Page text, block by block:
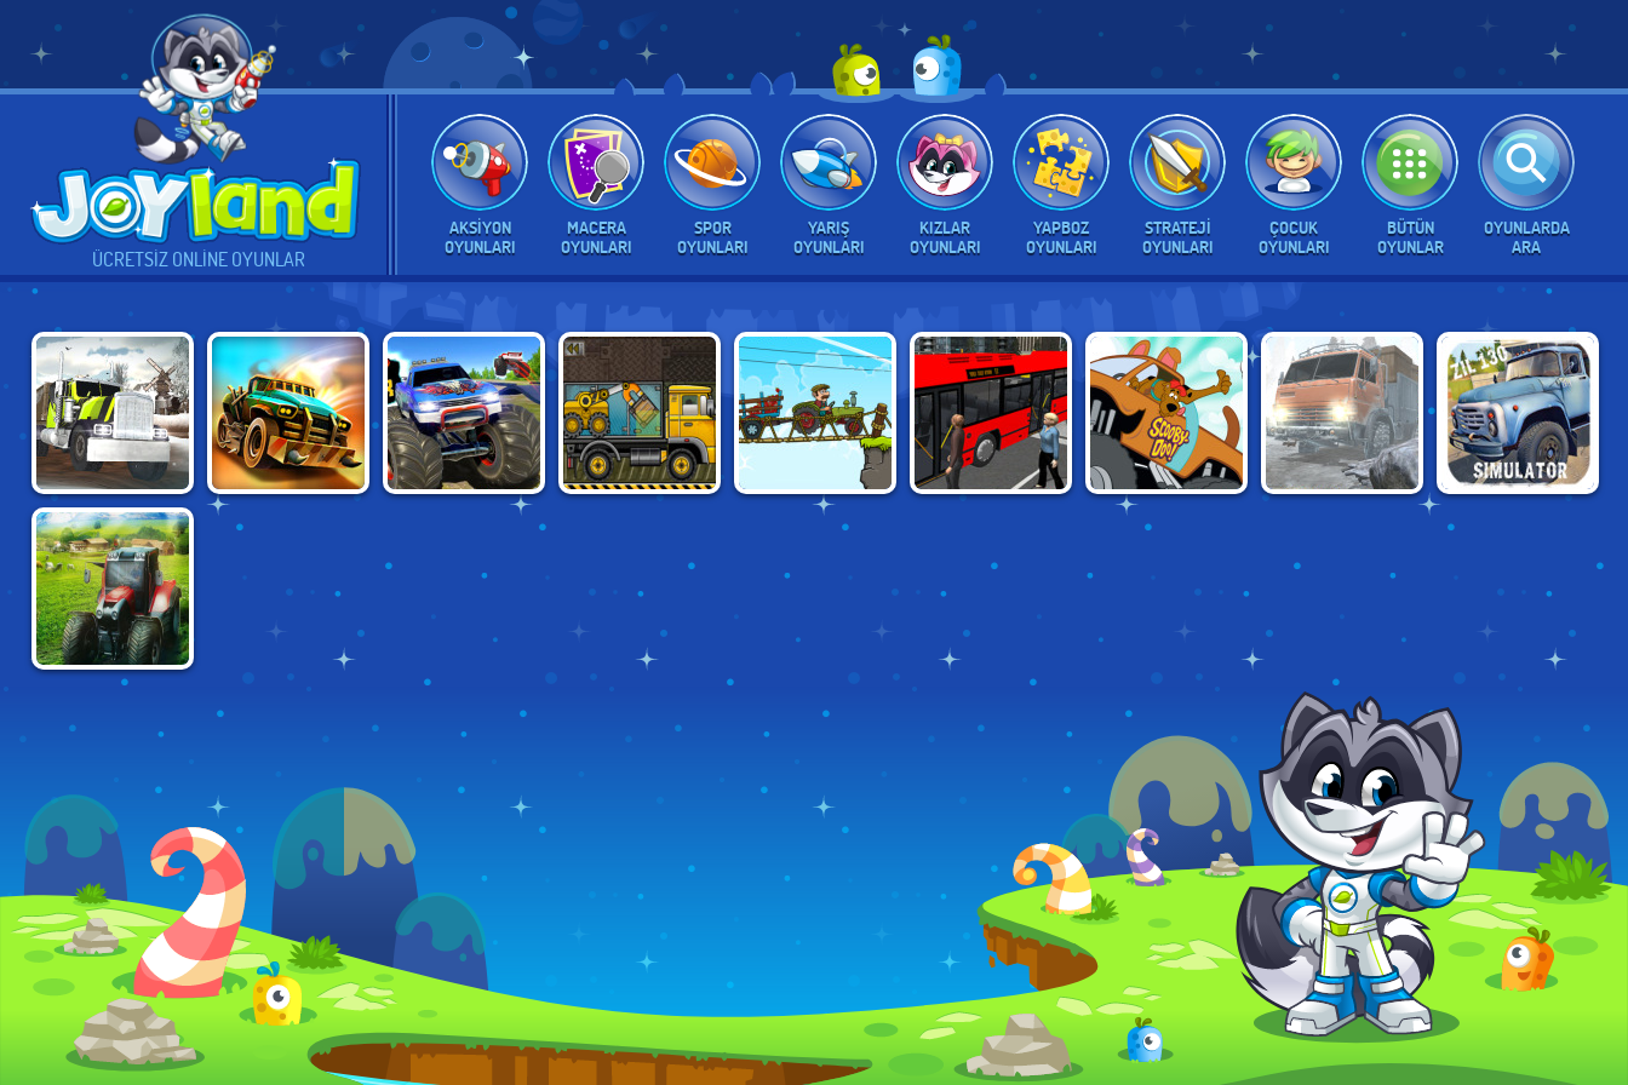
ÜCRETSIZ ONLINE OYUNLAR
AKSIYON
OYUNLARI
MACERA
OYUNLARI
SPOR
OYUNLARI
YARIŞ
OYUNLARI
KIZLAR
OYUNLARI
YAPBOZ
OYUNLARI
STRATEJI
OYUNLARI
ÇOCUK
OYUNLARI
BÜTÜN
OYUNLAR
OYUNLARDA
ARA
TRUCK DRIVER:
SNOWY ROADS
DEAD PARADISE:
WASTELAND
ISLAND MONSTER
TRACTOR
DELIVERY
SCOOBY DOO:
MONSTER TRUCK
FARMER